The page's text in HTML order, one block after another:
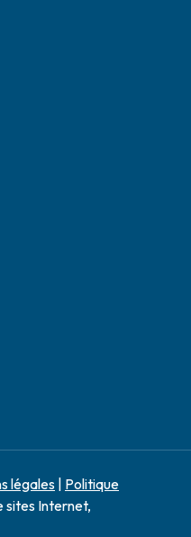
légales | Politique
sites Internet,